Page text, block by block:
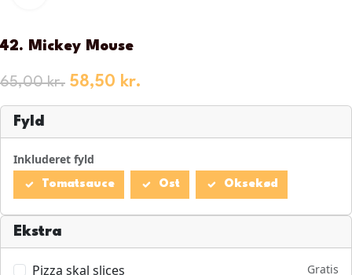
42. Mickey Mouse
65,00kr. 58,50 kr.